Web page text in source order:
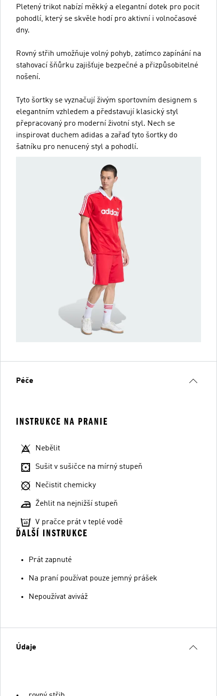
Pletený trikot nabízí měkký a elegantní dotek pro pocit
pohodlí, který se skvěle hodí pro aktivní i volnočasové
dny.
Rovný střih umožňuje volný pohyb, zatímco zapínání na
stahovací šňůrku zajišťuje bezpečné a přizpůsobitelné
nošení.
Tyto šortky se vyznačují živým sportovním designem s
elegantním vzhledem a představují klasický styl
přepracovaný pro moderní životní styl. Nech se
inspirovat duchem adidas a zařaď tyto šortky do
šatníku pro nenucený styl a pohodlí.
Péče
INSTRUKCE NA PRANIE
Nebělit
Sušit v sušičce na mírný stupeň
Nečistit chemicky
Žehlit na nejnižší stupeň
V pračce prát v teplé vodě
ĎALŠÍ INSTRUKCE
Prát zapnuté
Na praní používat pouze jemný prášek
Nepoužívat aviváž
Údaje